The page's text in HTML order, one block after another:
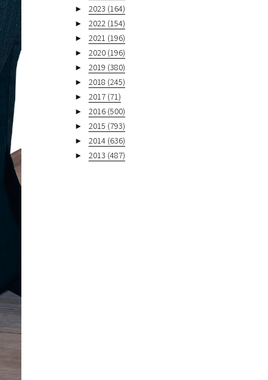
►
2023 (164)
►
2022 (154)
►
2021 (196)
►
2020 (196)
►
2019 (380)
►
2018 (245)
►
2017 (71)
►
2016 (500)
►
2015 (793)
►
2014 (636)
►
2013 (487)